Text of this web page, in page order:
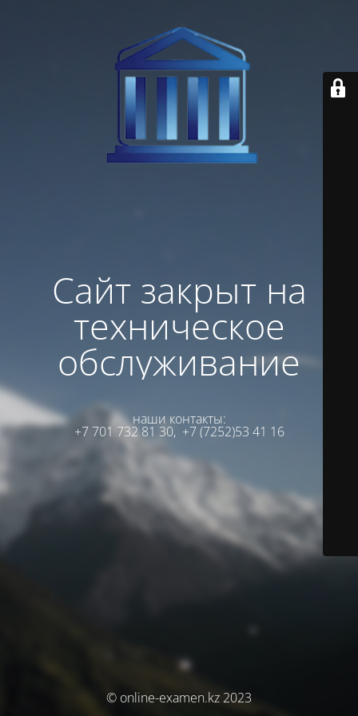
Сайт закрыт на
техническое
обслуживание
наши контакты:
+7 701 732 81 30, +7 (7252)53 41 16
© online-examen.kz 2023